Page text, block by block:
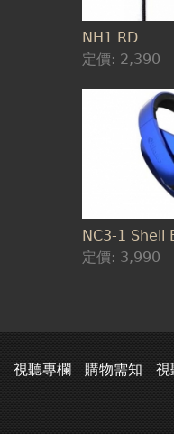
NH1 RD
定價: 2,390
NC3-1 Shell
定價: 3,990
視聽專欄 購物需知 視